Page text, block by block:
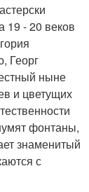
19 - 20 веков
Георг
ныне
и цветущих
фонтаны,
знаменитый
с